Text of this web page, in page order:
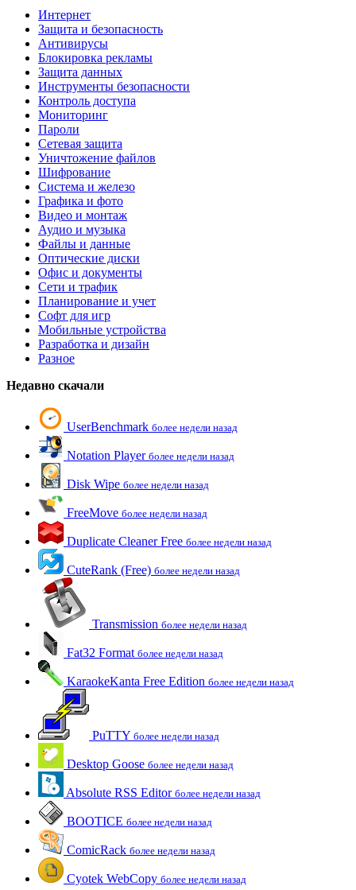
Интернет
Защита и безопасность
Антивирусы
Блокировка рекламы
Защита данных
Инструменты безопасности
Контроль доступа
Мониторинг
Пароли
Сетевая защита
Уничтожение файлов
Шифрование
Система и железо
Графика и фото
Видео и монтаж
Аудио и музыка
Файлы и данные
Оптические диски
Офис и документы
Сети и трафик
Планирование и учет
Софт для игр
Мобильные устройства
Разработка и дизайн
Разное
Недавно скачали
UserBenchmark более недели назад
Notation Player более недели назад
Disk Wipe более недели назад
FreeMove более недели назад
Duplicate Cleaner Free более недели назад
CuteRank (Free) более недели назад
Transmission более недели назад
Fat32 Format более недели назад
KaraokeKanta Free Edition более недели назад
PuTTY более недели назад
Desktop Goose более недели назад
Absolute RSS Editor более недели назад
BOOTICE более недели назад
ComicRack более недели назад
Cyotek WebCopy более недели назад